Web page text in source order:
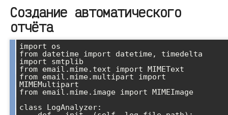
Создание автоматического
отчёта
import os
from datetime import datetime, timedelta
import smtplib
from email.mime.text import MIMEText
from email.mime.multipart import
MIMEMultipart
from email.mime.image import MIMEImage
class LogAnalyzer: